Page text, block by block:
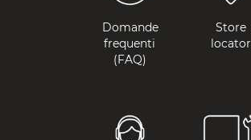
Domande
frequenti
(FAQ)
Store
locator